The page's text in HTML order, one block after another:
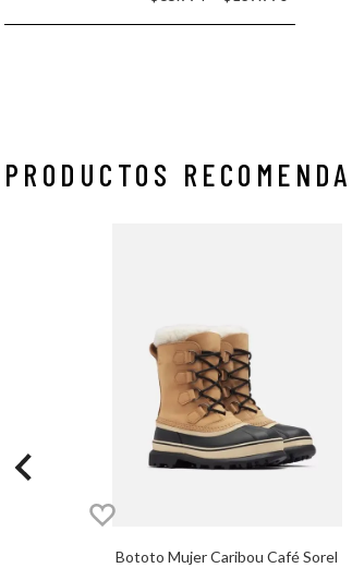
PRODUCTOS
Bototo Mujer Caribou Café Sorel